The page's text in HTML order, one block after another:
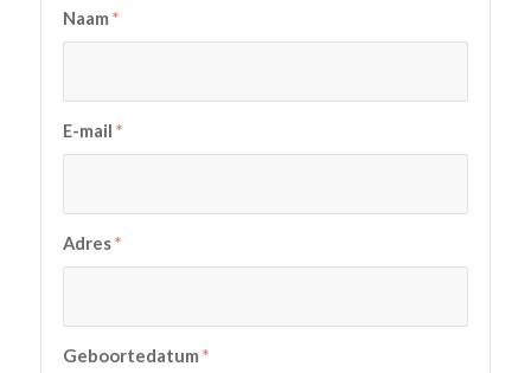
Naam *
E-mail *
Adres*
Geboortedatum *